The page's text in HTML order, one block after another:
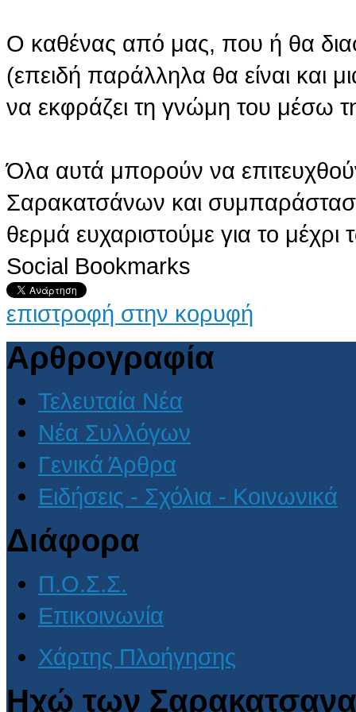
Ο καθένας από μας, που ή θα
(επειδή παράλληλα θα είναι και
να εκφράζει τη γνώμη του μέσω
Όλα αυτά μπορούν να
Σαρακατσάνων και
θερμά ευχαριστούμε για το
Social Bookmarks
επιστροφή στην κορυφή
Αρθρογραφία
Τελευταία Νέα
Νέα Συλλόγων
Γενικά Άρθρα
Ειδήσεις - Σχόλια - Κοινωνικά
Διάφορα
Π.Ο.Σ.Σ.
Επικοινωνία
Χάρτης Πλοήγησης
Ηχώ των